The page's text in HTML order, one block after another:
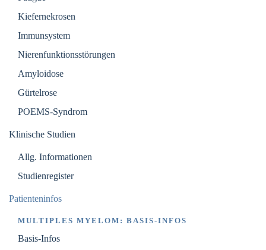
Kiefernekrosen
Immunsystem
Nierenfunktionsstörungen
Amyloidose
Gürtelrose
POEMS-Syndrom
Klinische Studien
Allg. Informationen
Studienregister
Patienteninfos
MULTIPLES MYELOM: BASIS-INFOS
Basis-Infos